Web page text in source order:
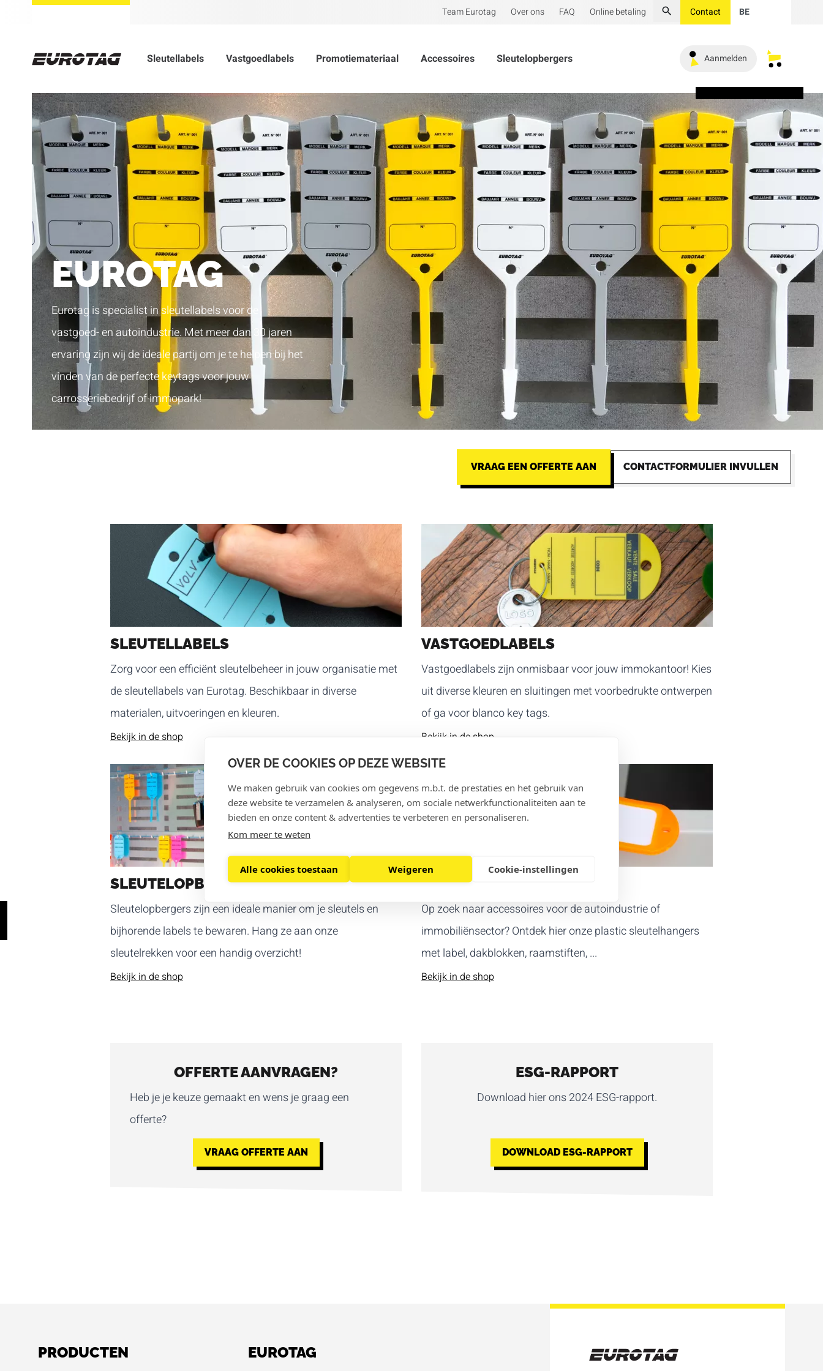
OVER DE COOKIES OP DEZE WEBSITE
We maken gebruik van cookies om gegevens m.b.t. de prestaties en het gebruik van
deze website te verzamelen & analyseren, om sociale netwerkfunctionaliteiten aan te
bieden en onze content & advertenties te verbeteren en personaliseren.
Kom meer te weten
Alle cookies toestaan Weigeren Cookie-instellingen
Team Eurotag Over ons FAQ Online betaling
Zoeken
Contact BE
Sleutellabels Vastgoedlabels Promotiemateriaal Accessoires Sleutelopbergers Aanmelden Mijn
EUROTAG
Eurotag is specialist in sleutellabels voor de
vastgoed- en autoindustrie. Met meer dan 30 jaren
ervaring zijn wij de ideale partij om je te helpen bij het
vinden van de perfecte keytags voor jouw
carrosseriebedrijf of immopark!
VRAAG EEN OFFERTE AAN CONTACTFORMULIER INVULLEN
SLEUTELLABELS
Zorg voor een efficiënt sleutelbeheer in jouw organisatie met
de sleutellabels van Eurotag. Beschikbaar in diverse
materialen, uitvoeringen en kleuren.
Bekijk in de shop
VASTGOEDLABELS
Vastgoedlabels zijn onmisbaar voor jouw immokantoor! Kies
uit diverse kleuren en sluitingen met voorbedrukte ontwerpen
of ga voor blanco key tags.
Bekijk in de shop
SLEUTELOPBERGERS
Sleutelopbergers zijn een ideale manier om je sleutels en
bijhorende labels te bewaren. Hang ze aan onze
sleutelrekken voor een handig overzicht!
Bekijk in de shop
ACCESSOIRES
Op zoek naar accessoires voor de autoindustrie of
immobiliënsector? Ontdek hier onze plastic sleutelhangers
met label, dakblokken, raamstiften, ...
Bekijk in de shop
OFFERTE AANVRAGEN?
Heb je je keuze gemaakt en wens je graag een
offerte?
VRAAG OFFERTE AAN
ESG-RAPPORT
Download hier ons 2024 ESG-rapport.
DOWNLOAD ESG-RAPPORT
PRODUCTEN EUROTAG